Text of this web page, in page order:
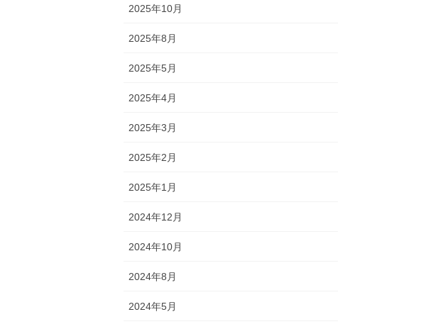
2025年10月
2025年8月
2025年5月
2025年4月
2025年3月
2025年2月
2025年1月
2024年12月
2024年10月
2024年8月
2024年5月